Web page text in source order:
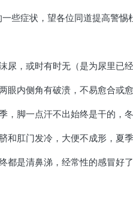
些症状，望各位同道提高警惕
尿，或时有时无（是为尿里已经
眼内侧角有破溃，不易愈合或愈
，脚一点汗不出始终是干的，
和肛门发冷，大便不成形，夏季
都是清鼻涕，经常性的感冒好